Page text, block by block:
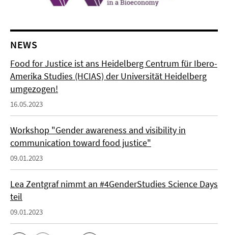
NEWS
Food for Justice ist ans Heidelberg Centrum für Ibero-
Amerika Studies (HCIAS) der Universität Heidelberg
umgezogen!
16.05.2023
Workshop "Gender awareness and visibility in
communication toward food justice"
09.01.2023
Lea Zentgraf nimmt an #4GenderStudies Science Days
teil
09.01.2023